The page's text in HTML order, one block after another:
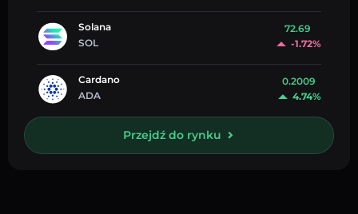
Solana
SOL
72.69
-1.72%
Cardano
ADA
0.2009
4.74%
Przejdź do rynku